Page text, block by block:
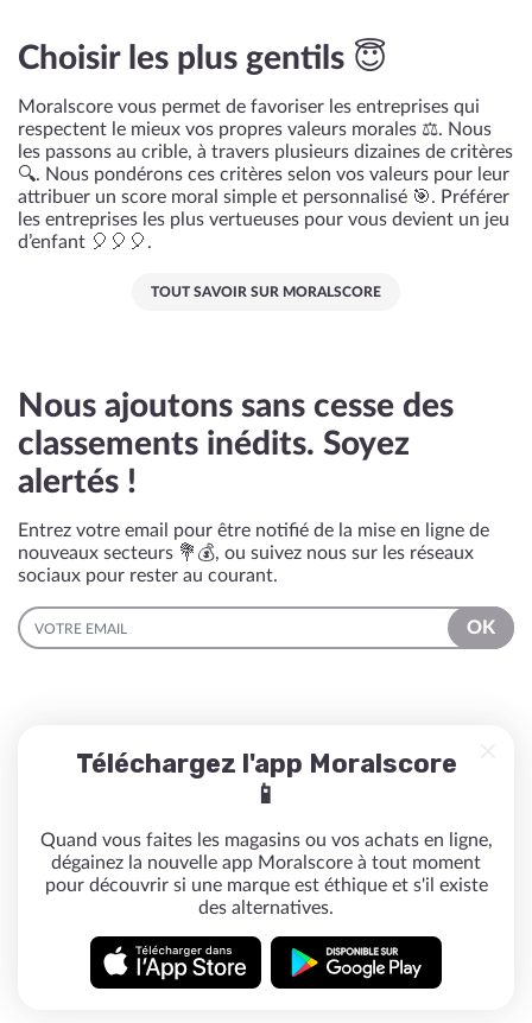
Choisir les plus gentils 😇
Moralscore vous permet de favoriser les entreprises qui
respectent le mieux vos propres valeurs morales ⚖️. Nous
les passons au crible, à travers plusieurs dizaines de critères
🔍. Nous pondérons ces critères selon vos valeurs pour leur
attribuer un score moral simple et personnalisé 🎯. Préférer
les entreprises les plus vertueuses pour vous devient un jeu
d’enfant 🎈🎈🎈.
TOUT SAVOIR SUR MORALSCORE
Nous ajoutons sans cesse des
classements inédits. Soyez
alertés !
Entrez votre email pour être notifié de la mise en ligne de
nouveaux secteurs 💐💰, ou suivez nous sur les réseaux
sociaux pour rester au courant.
EMAIL
OK
Téléchargez l'app Moralscore
📱
Quand vous faites les magasins ou vos achats en ligne,
dégainez la nouvelle app Moralscore à tout moment
pour découvrir si une marque est éthique et s'il existe
des alternatives.